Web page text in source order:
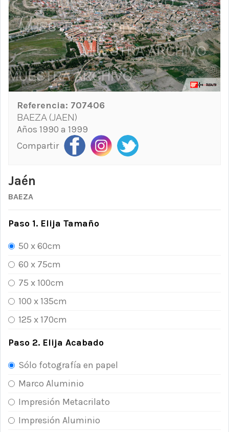
Referencia: 707406
BAEZA (JAEN)
Años 1990 a 1999
Compartir
Jaén
BAEZA
Paso 1. Elija Tamaño
50 x 60cm
60 x 75cm
75 x 100cm
100 x 135cm
125 x 170cm
Paso 2. Elija Acabado
Sólo fotografía en papel
Marco Aluminio
Impresión Metacrilato
Impresión Aluminio